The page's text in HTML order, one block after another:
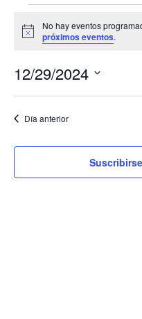
Eventos
en
29,
2024
Aviso
No hay eventos
próximos eventos.
12/29/2024
fecha.
Día anterior